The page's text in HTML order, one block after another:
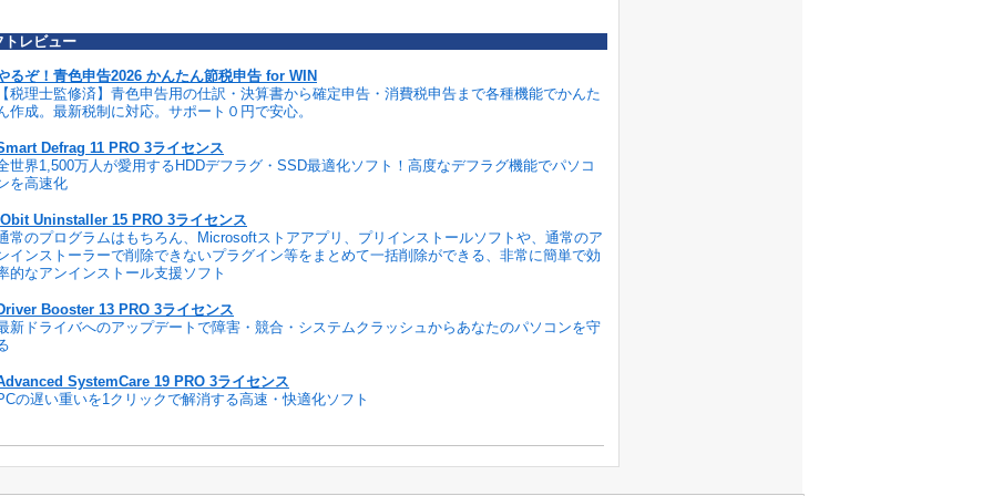
レビュー
るぞ！青色申告2026 かんたん節税申告 for WIN
税理士監修済】青色申告用の仕訳・決算書から確定申告・消費税申告まで各種機能でかんた
作成。最新税制に対応。サポート０円で安心。
Defrag 11 PRO 3ライセンス
世界1,500万人が愛用するHDDデフラグ・SSD最適化ソフト！高度なデフラグ機能でパソコ
を高速化
Uninstaller 15 PRO 3ライセンス
常のプログラムはもちろん、Microsoftストアアプリ、プリインストールソフトや、通常のア
インストーラーで削除できないプラグイン等をまとめて一括削除ができる、非常に簡単で効
的なアンインストール支援ソフト
Booster 13 PRO 3ライセンス
新ドライバへのアップデートで障害・競合・システムクラッシュからあなたのパソコンを守
SystemCare 19 PRO 3ライセンス
の遅い重いを1クリックで解消する高速・快適化ソフト